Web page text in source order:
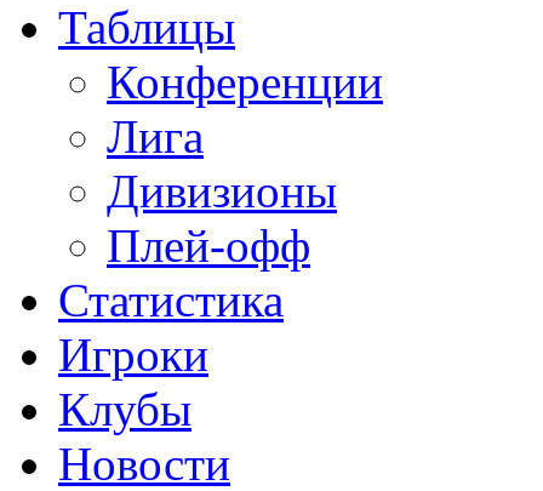
Таблицы
Конференции
Лига
Дивизионы
Плей-офф
Статистика
Игроки
Клубы
Новости